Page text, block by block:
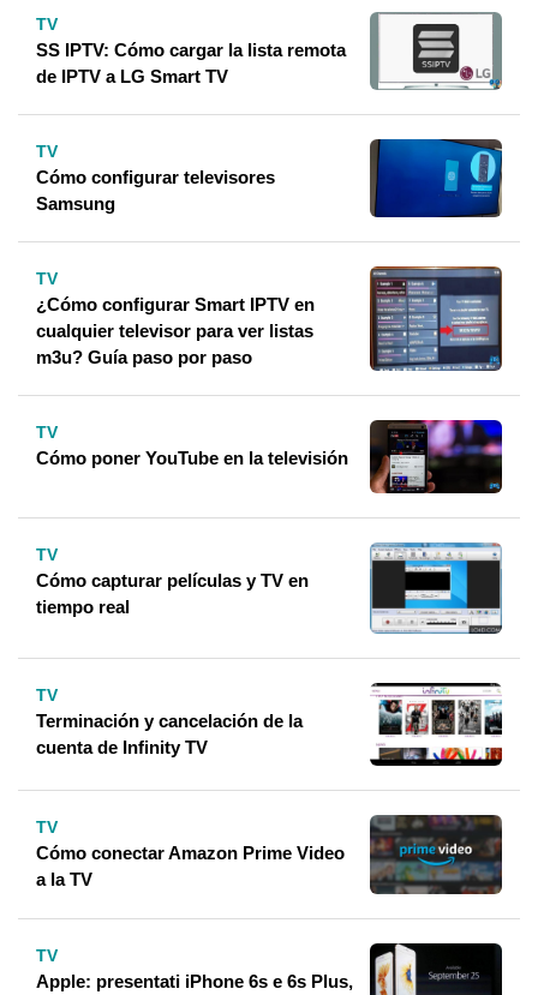
TV
SS IPTV: Cómo cargar la lista remota
de IPTV a LG Smart TV
TV
Cómo configurar televisores
Samsung
TV
¿Cómo configurar Smart IPTV en
cualquier televisor para ver listas
m3u? Guía paso por paso
TV
Cómo poner YouTube en la televisión
TV
Cómo capturar películas y TV en
tiempo real
TV
Terminación y cancelación de la
cuenta de Infinity TV
TV
Cómo conectar Amazon Prime Video
a la TV
TV
Apple: presentati iPhone 6s e 6s Plus,